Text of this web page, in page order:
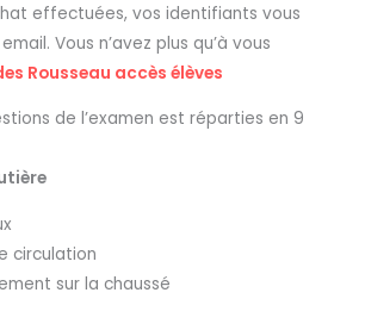
effectuées, vos identifiants vous
Vous n’avez plus qu’à vous
Rousseau accès élèves
de l’examen est réparties en 9
circulation
sur la chaussé